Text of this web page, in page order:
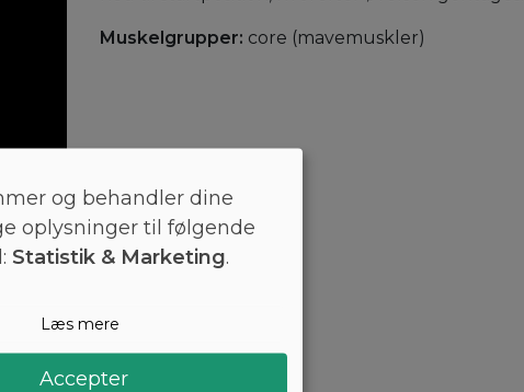
Muskelgrupper: core (mavemuskler)
og behandler dine
oplysninger til følgende
Statistik & Marketing.
Læs mere
Accepter